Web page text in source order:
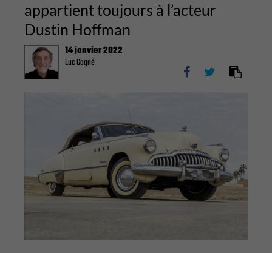
appartient toujours à l’acteur
Dustin Hoffman
14 janvier 2022
Luc Gagné